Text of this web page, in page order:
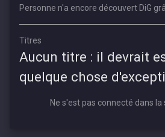
Personne n'a encore découvert DiG
Titres
Aucun titre : il devrait
quelque chose
Ne s'est pas connecté dans